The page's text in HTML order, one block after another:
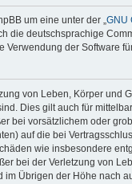
um eine unter der „GNU
die deutschsprachige
der Software
von Leben, Körper
Dies gilt auch für
bei vorsätzlichem oder
auf die bei
wie insbesondere
bei der Verletzung von
Übrigen der Höhe nach